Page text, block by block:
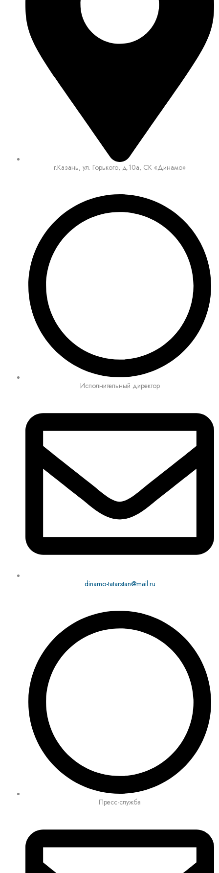
г.Казань, ул. Горького, д.10а, СК «Динамо»
Исполнительный директор
dinamo-tatarstan@mail.ru
Пресс-служба